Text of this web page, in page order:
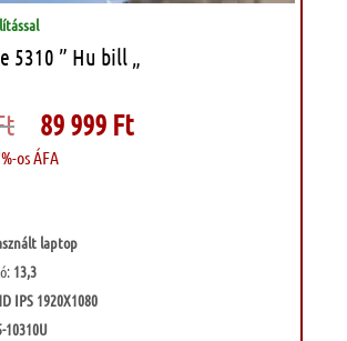
5310 ” Hu bill „
Original
price
was:
120
89 999 Ft
os ÁFA
laptop
13,3
IPS 1920X1080